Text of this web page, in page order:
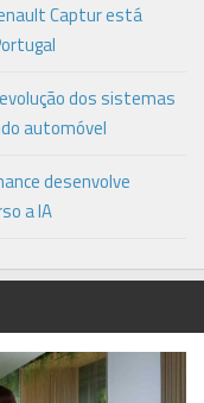
Captur está
dos sistemas
automóvel
desenvolve
a IA